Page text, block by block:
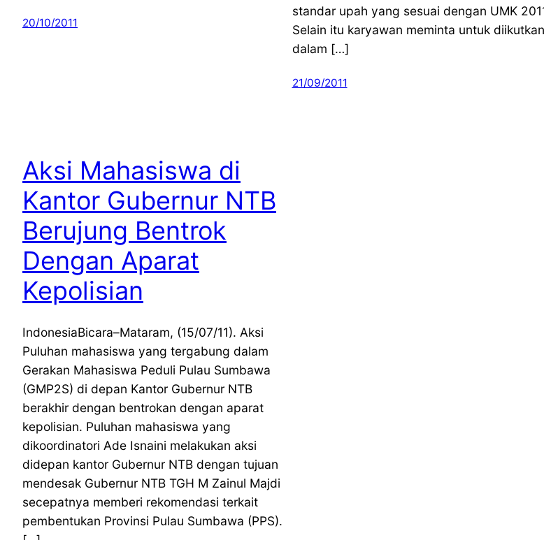
20/10/2011
standar upah yang sesuai dengan UMK
Selain itu karyawan meminta untuk diikutkan
dalam […]
21/09/2011
Aksi Mahasiswa di
Kantor Gubernur NTB
Berujung Bentrok
Dengan Aparat
Kepolisian
IndonesiaBicara–Mataram, (15/07/11). Aksi
Puluhan mahasiswa yang tergabung dalam
Gerakan Mahasiswa Peduli Pulau Sumbawa
(GMP2S) di depan Kantor Gubernur NTB
berakhir dengan bentrokan dengan aparat
kepolisian. Puluhan mahasiswa yang
dikoordinatori Ade Isnaini melakukan aksi
didepan kantor Gubernur NTB dengan tujuan
mendesak Gubernur NTB TGH M Zainul Majdi
secepatnya memberi rekomendasi terkait
pembentukan Provinsi Pulau Sumbawa (PPS).